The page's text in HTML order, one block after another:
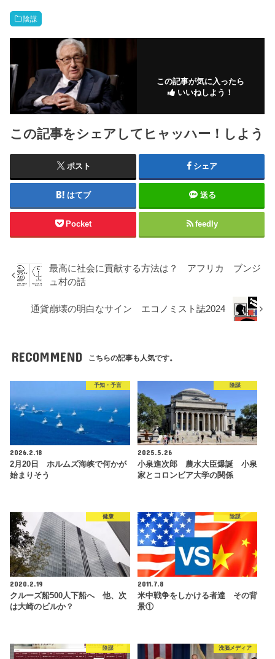
陰謀
この記事が気に入ったら
いいねしよう！
この記事をシェアしてヒャッハー！しよう
ポスト シェア
はてブ 送る
Pocket feedly
最高に社会に貢献する方法は？ アフリカ ブンジ
ュ村の話
通貨崩壊の明白なサイン エコノミスト誌2024
RECOMMEND こちらの記事も人気です。
予知・予言
2026.2.18
2月20日 ホルムズ海峡で何かが
始まりそう
陰謀
2025.5.26
小泉進次郎 農水大臣爆誕 小泉
家とコロンビア大学の関係
健康
2020.2.19
クルーズ船500人下船へ 他、次
は大崎のビルか？
陰謀
2011.7.8
米中戦争をしかける者達 その背
景①
陰謀 洗脳メディア